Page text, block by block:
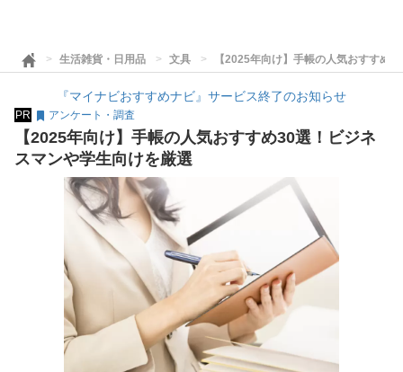
生活雑貨・日用品 文具 【2025年向け】手帳の人気おすすめ
『マイナビおすすめナビ』サービス終了のお知らせ
PR アンケート・調査
【2025年向け】手帳の人気おすすめ30選！ビジネ
スマンや学生向けを厳選